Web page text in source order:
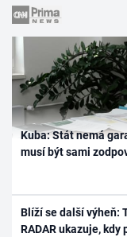
Kuba: Stát nemá
musí být sami
Blíží se další výheň:
RADAR ukazuje, kdy